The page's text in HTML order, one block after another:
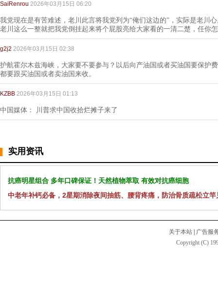
SaiRenrou 2026年03月15日 06:20
我党现在是有苦难述，老川此言将我党列为“俺们这边的”，实际是老川
老川这么一整就把我党倒挂起来将个屁股亮给大家看的一清二楚，任你
g2j2 2026年03月15日 02:38
护航霍尔木兹海峡，大家要不要参与？以后向产油国或者买油国要保护
都要跟买油国或者卖油国来收。
KZBB 2026年03月15日 01:13
中国媒体： 川普求中国收拾烂摊子来了
实用资讯
抗癌明星组合 多年口碑保证！天然植物萃取 有效对抗癌细胞
中老年补钙必备，2星期消除夜间抽筋、腰背疼痛，防治骨质疏松立竿
关于本站
广告服
Copyright (C)